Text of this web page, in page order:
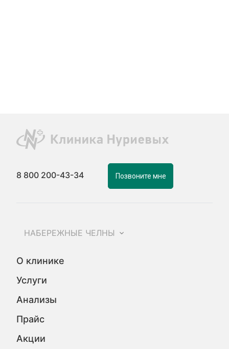
8 800 200-43-34 Позвоните мне
НАБЕРЕЖНЫЕ ЧЕЛНЫ
О клинике
Услуги
Анализы
Прайс
Акции